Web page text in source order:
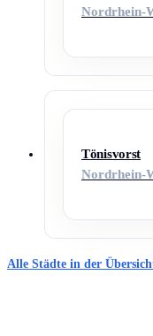
Nordrhein-
Tönisvorst
Nordrhein-
Alle Städte in der